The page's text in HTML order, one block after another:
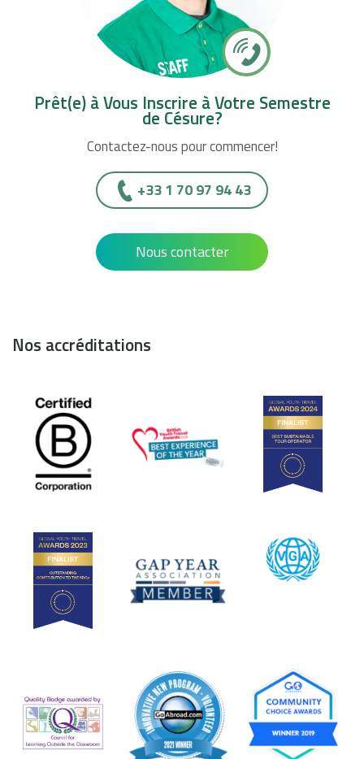
Prêt(e) à Vous Inscrire à Votre Semestre
de Césure?
Contactez-nous pour commencer!
+33 1 70 97 94 43
Nous contacter
Nos accréditations